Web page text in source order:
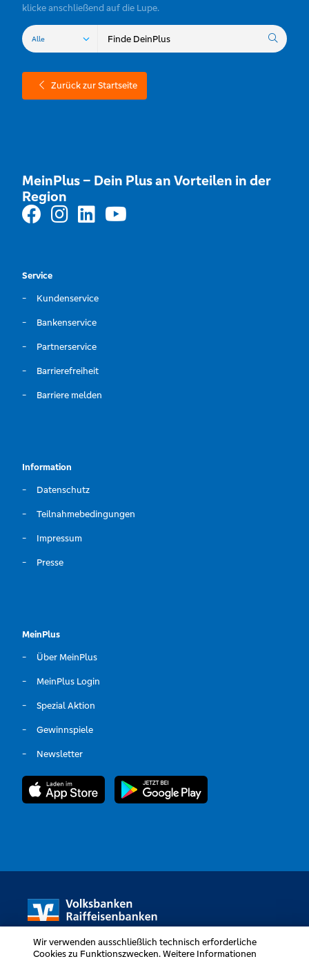
klicke anschließend auf die Lupe.
Zurück zur Startseite
MeinPlus – Dein Plus an Vorteilen in der
Region
Service
Kundenservice
Bankenservice
Partnerservice
Barrierefreiheit
Barriere melden
Information
Datenschutz
Teilnahmebedingungen
Impressum
Presse
MeinPlus
Über MeinPlus
MeinPlus Login
Spezial Aktion
Gewinnspiele
Newsletter
Wir verwenden ausschließlich technisch erforderliche
Cookies zu Funktionszwecken. Weitere Informationen